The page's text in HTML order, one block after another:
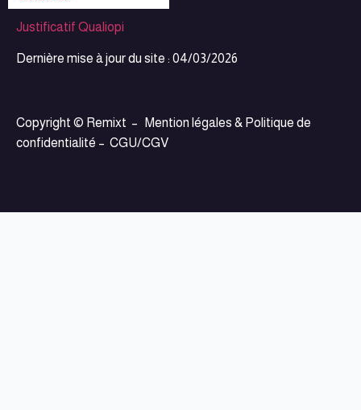
Justificatif Qualiopi
Dernière mise à jour du site : 04/03/2026
Copyright © Remixt –
Mention légales & Politique de
confidentialité – CGU/CGV